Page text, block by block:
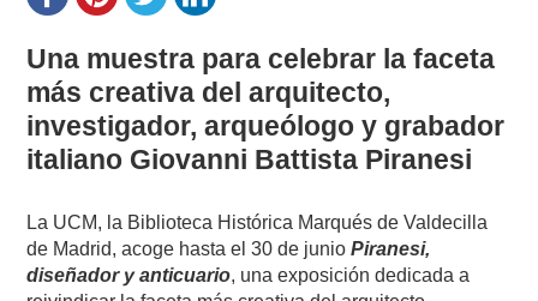
Una muestra para celebrar la faceta
más creativa del arquitecto,
investigador, arqueólogo y grabador
italiano Giovanni Battista Piranesi
La UCM, la Biblioteca Histórica Marqués de Valdecilla
de Madrid, acoge hasta el 30 de junioPiranesi,
diseñador y anticuario, una exposición dedicada a